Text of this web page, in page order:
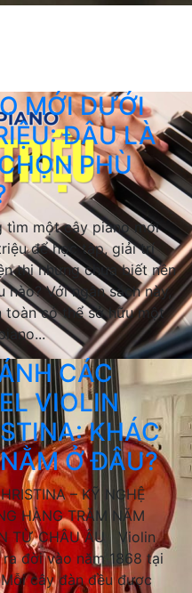
MỚI DƯỚI
ĐÂU LÀ
PHÙ
tìm một cây piano mới
để học tập, giải trí
thi nhưng chưa biết nên
nào? Với ngân sách này,
toàn có thể sở hữu một
CÁC
VIOLIN
KHÁC
Ở ĐÂU?
– KỸ NGHỆ
HÀNG TRĂM NĂM
TỪ CHÂU ÂU Violin
đời vào năm 1868 tại
cây đàn đều được